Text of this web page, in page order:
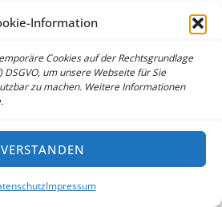
Information
Cookies auf der Rechtsgrundlage
DSGVO, um unsere Webseite für Sie
zu machen. Weitere Informationen
VERSTANDEN
Impressum